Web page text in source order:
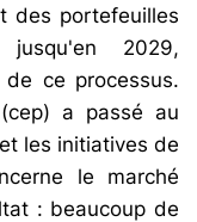
des portefeuilles
jusqu'en 2029,
ce processus.
a passé au
les initiatives de
le marché
: beaucoup de